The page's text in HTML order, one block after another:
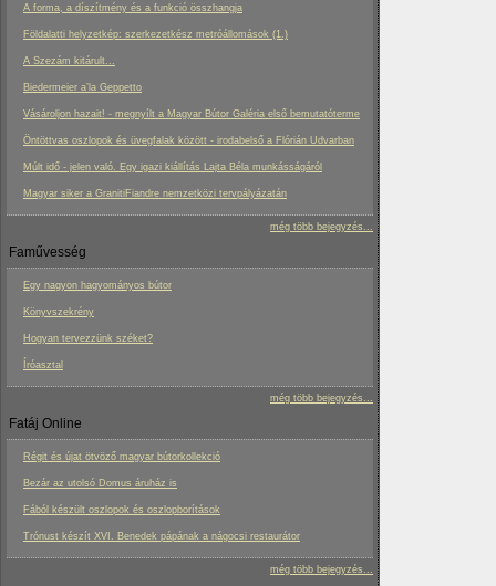
A forma, a díszítmény és a funkció összhangja
Földalatti helyzetkép: szerkezetkész metróállomások (1.)
A Szezám kitárult...
Biedermeier a’la Geppetto
Vásároljon hazait! - megnyílt a Magyar Bútor Galéria első bemutatóterme
Öntöttvas oszlopok és üvegfalak között - irodabelső a Flórián Udvarban
Múlt idő - jelen való. Egy igazi kiállítás Lajta Béla munkásságáról
Magyar siker a GranitiFiandre nemzetközi tervpályázatán
még több bejegyzés...
Faművesség
Egy nagyon hagyományos bútor
Könyvszekrény
Hogyan tervezzünk széket?
Íróasztal
még több bejegyzés...
Fatáj Online
Régit és újat ötvöző magyar bútorkollekció
Bezár az utolsó Domus áruház is
Fából készült oszlopok és oszlopborítások
Trónust készít XVI. Benedek pápának a nágocsi restaurátor
még több bejegyzés...